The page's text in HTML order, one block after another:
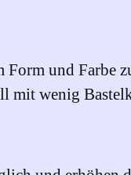
Form und Farbe
mit wenig